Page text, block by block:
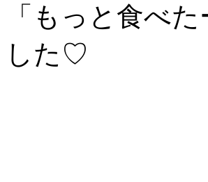
「もっと食べ
した♡